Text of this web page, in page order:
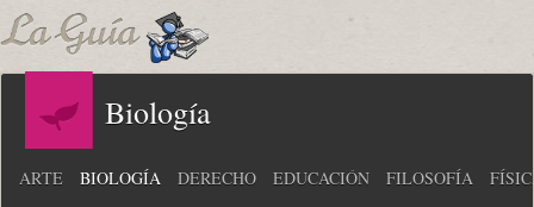
Biología
ARTE BIOLOGÍA DERECHO EDUCACIÓN FILOSOFÍA